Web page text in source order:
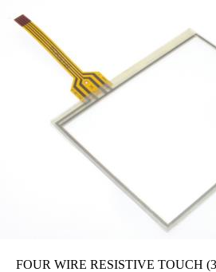
FOUR WIRE RESISTIVE TOUCH